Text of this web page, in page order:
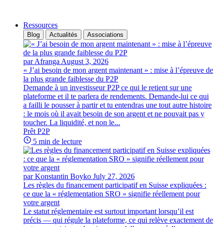
Ressources
Blog Actualités Associations
par Afranga August 3, 2026
« J’ai besoin de mon argent maintenant » : mise à l’épreuve de
la plus grande faiblesse du P2P
Demande à un investisseur P2P ce qui le retient sur une
plateforme et il te parlera de rendements. Demande-lui ce qui
a failli le pousser à partir et tu entendras une tout autre histoire
: le mois où il avait besoin de son argent et ne pouvait pas y
toucher. La liquidité, et non le...
Prêt P2P
5 min de lecture
par Konstantin Boyko July 27, 2026
Les règles du financement participatif en Suisse expliquées :
ce que la « réglementation SRO » signifie réellement pour
votre argent
Le statut réglementaire est surtout important lorsqu’il est
précis — qui régule la plateforme, ce qui relève exactement de